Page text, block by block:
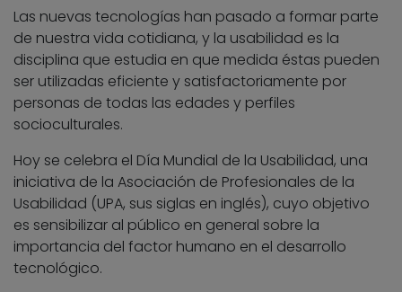
Las nuevas tecnologías han pasado a formar parte
de nuestra vida cotidiana, y la usabilidad es la
disciplina que estudia en que medida éstas pueden
ser utilizadas eficiente y satisfactoriamente por
personas de todas las edades y perfiles
socioculturales.
Hoy se celebra el Día Mundial de la Usabilidad, una
iniciativa de la Asociación de Profesionales de la
Usabilidad (UPA, sus siglas en inglés), cuyo objetivo
es sensibilizar al público en general sobre la
importancia del factor humano en el desarrollo
tecnológico.